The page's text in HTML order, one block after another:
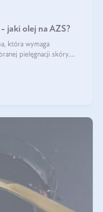
jaki olej na AZS?
która wymaga
pielęgnacji skóry.